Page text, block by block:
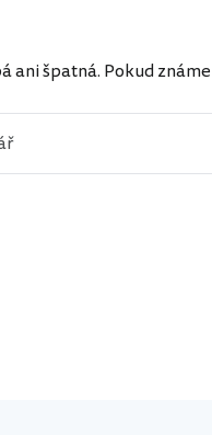
ani špatná. Pokud